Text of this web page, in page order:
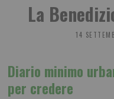
La
14
Diario minimo
per credere